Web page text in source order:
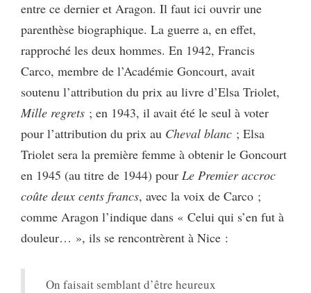
entre ce dernier et Aragon. Il faut ici ouvrir une
parenthèse biographique. La guerre a, en effet,
rapproché les deux hommes. En 1942, Francis
Carco, membre de l’Académie Goncourt, avait
soutenu l’attribution du prix au livre d’Elsa Triolet,
Mille regrets ; en 1943, il avait été le seul à voter
pour l’attribution du prix au Cheval blanc ; Elsa
Triolet sera la première femme à obtenir le Goncourt
en 1945 (au titre de 1944) pour Le Premier accroc
coûte deux cents francs, avec la voix de Carco ;
comme Aragon l’indique dans « Celui qui s’en fut à
douleur… », ils se rencontrèrent à Nice :
On faisait semblant d’être heureux